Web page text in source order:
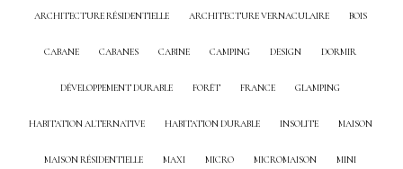
ARCHITECTURE RÉSIDENTIELLE ARCHITECTURE VERNACULAIRE BOIS
CABANE CABANES CABINE CAMPING DESIGN DORMIR
DÉVELOPPEMENT DURABLE FORÊT FRANCE GLAMPING
HABITATION ALTERNATIVE HABITATION DURABLE INSOLITE MAISON
MAISON RÉSIDENTIELLE MAXI MICRO MICROMAISON MINI